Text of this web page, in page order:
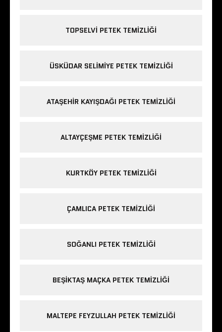
TOPSELVI PETEK TEMIZLIĞI
ÜSKÜDAR SELIMIYE PETEK TEMIZLIĞI
ATAŞEHIR KAYIŞDAĞI PETEK TEMIZLIĞI
ALTAYÇEŞME PETEK TEMIZLIĞI
KURTKÖY PETEK TEMIZLIĞI
ÇAMLICA PETEK TEMIZLIĞI
SOĞANLI PETEK TEMIZLIĞI
BEŞIKTAŞ MAÇKA PETEK TEMIZLIĞI
MALTEPE FEYZULLAH PETEK TEMIZLIĞI